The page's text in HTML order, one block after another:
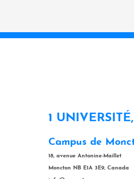
1
Campus de
18, avenue Antonine-Maillet
Moncton NB E1A 3E9, Canada